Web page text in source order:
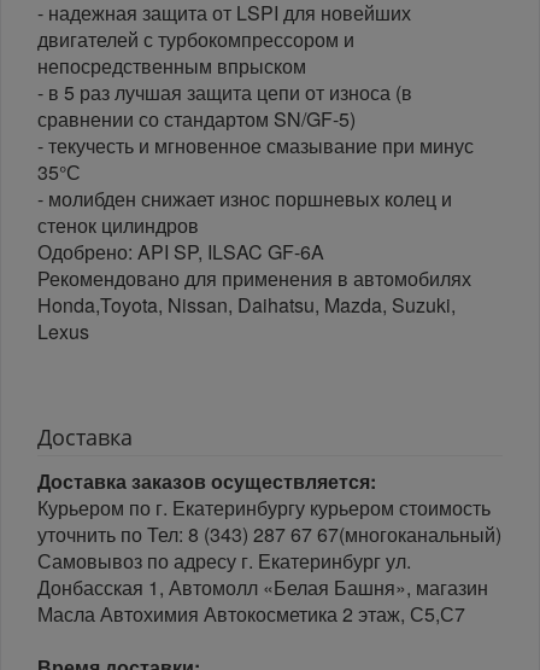
- надежная защита от LSPI для новейших
двигателей с турбокомпрессором и
непосредственным впрыском
- в 5 раз лучшая защита цепи от износа (в
сравнении со стандартом SN/GF-5)
- текучесть и мгновенное смазывание при минус
35°С
- молибден снижает износ поршневых колец и
стенок цилиндров
Одобрено: API SP, ILSAC GF-6A
Рекомендовано для применения в автомобилях
Honda,Toyota, Nissan, Daihatsu, Mazda, Suzuki,
Lexus
Доставка
Доставка заказов осуществляется:
Курьером по г. Екатеринбургу курьером стоимость
уточнить по Тел: 8 (343) 287 67 67(многоканальный)
Самовывоз по адресу г. Екатеринбург ул.
Донбасская 1, Автомолл «Белая Башня», магазин
Масла Автохимия Автокосметика 2 этаж, С5,С7